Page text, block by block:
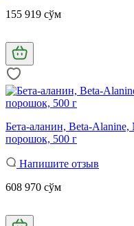
155 919 сўм
Бета-аланин, Beta-
порошок, 500 г
Напишите отзыв
608 970 сўм